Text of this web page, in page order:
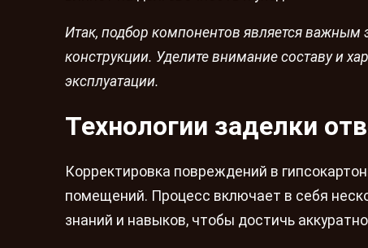
Итак, подбор компонентов является важным
конструкции. Уделите внимание составу и
эксплуатации.
Технологии заделки
Корректировка повреждений в
помещений. Процесс включает в себя
знаний и навыков, чтобы достичь